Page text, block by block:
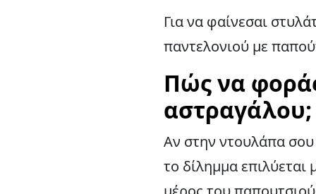
Για να φαίνεσαι
παντελονιού με
Πώς να
αστραγάλου;
Αν στην ντουλάπα σου
το δίλημμα